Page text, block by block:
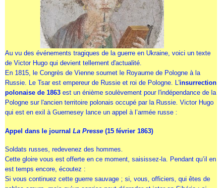
Au vu des événements tragiques de la guerre en Ukraine, voici un texte
de Victor Hugo qui devient tellement d'actualité.
En 1815, le Congrès de Vienne soumet le Royaume de Pologne à la
Russie. Le Tsar est empereur de Russie et roi de Pologne. L'insurrection
polonaise de 1863 est un énième soulèvement pour l'indépendance de la
Pologne sur l'ancien territoire polonais occupé par la Russie. Victor Hugo
qui est en exil à Guernesey lance un appel à l’armée russe :
Appel dans le journal La Presse (15 février 1863)
Soldats russes, redevenez des hommes.
Cette gloire vous est offerte en ce moment, saisissez-la. Pendant qu’il en
est temps encore, écoutez :
Si vous continuez cette guerre sauvage ; si, vous, officiers, qui êtes de